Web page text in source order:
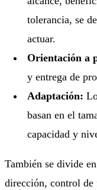
tolerancia, se
actuar.
Orientación a
y entrega de
Adaptación:
basan en el
capacidad y
También se divide
dirección, control de